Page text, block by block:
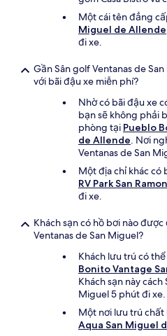
Một cái tên đẳng
Miguel de Allende
đi xe.
Gần Sân golf Ventanas de
với bãi đậu xe miễn phí?
Nhờ có bãi đậu xe
bạn sẽ không phải
phòng tại Pueblo
de Allende. Nơi
Ventanas de San
Một địa chỉ khác có
RV Park San Ramon
đi xe.
Khách sạn có hồ bơi nào
Ventanas de San Miguel?
Khách lưu trú có
Bonito Vantage
Khách sạn này
Miguel 5 phút đi xe.
Một nơi lưu trú chất
Aqua San Miguel